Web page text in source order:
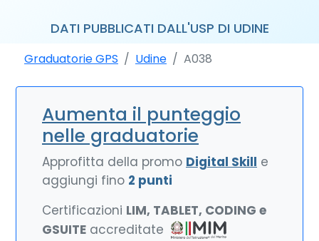
DATI PUBBLICATI DALL'USP DI UDINE
Graduatorie GPS Udine A038
Aumenta il punteggio
nelle graduatorie
Approfitta della promo Digital Skill e
aggiungi fino 2 punti
Certificazioni LIM, TABLET, CODING e
GSUITE accreditate